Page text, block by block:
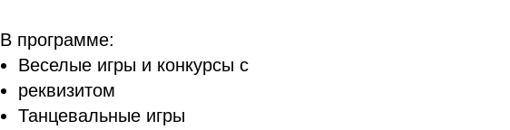
В программе:
Веселые игры и конкурсы с
реквизитом
Танцевальные игры